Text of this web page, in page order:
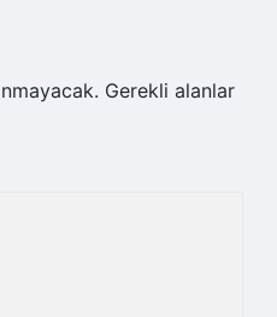
Gerekli alanlar